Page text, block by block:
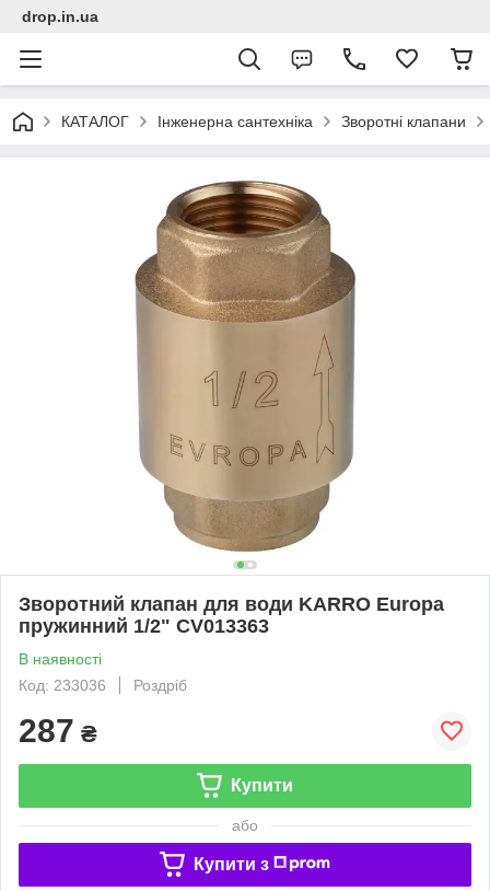
drop.in.ua
КАТАЛОГ Інженерна сантехніка Зворотні клапани
Зворотний клапан для води KARRO Europa
пружинний 1/2" CV013363
В наявності
Код: 233036
Роздріб
287 ₴
Купити
або
Купити з